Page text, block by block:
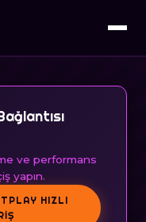
ve performans
yapın.
HIZLI